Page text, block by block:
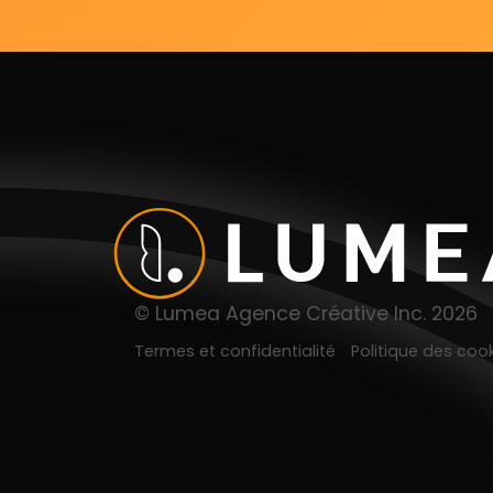
© Lumea Agence Créative Inc. 2026
Termes et confidentialité Politique des